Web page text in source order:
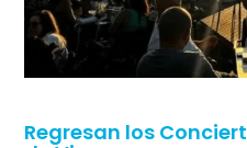
TAMBIÉN PODRÍA GUSTARTE: